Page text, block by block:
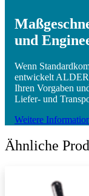
und
Wenn
entwickelt
Ihren Vorgaben
Liefer- und
Weitere
Ähnliche